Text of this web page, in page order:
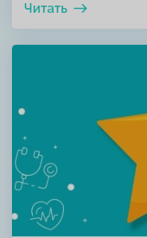
Читать